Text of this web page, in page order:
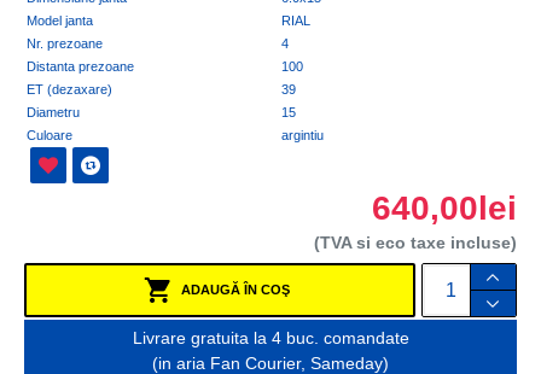
Model janta
RIAL
Nr. prezoane
4
Distanta prezoane
100
ET (dezaxare)
39
Diametru
15
Culoare
argintiu
640,00lei
(TVA si eco taxe incluse)
ADAUGĂ ÎN COŞ
Livrare gratuita la 4 buc. comandate
(in aria Fan Courier, Sameday)